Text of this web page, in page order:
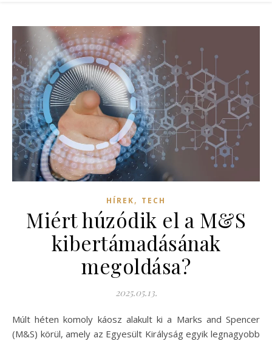
HÍREK, TECH
Miért húzódik el a M&S
kibertámadásának
megoldása?
2025.05.13.
Múlt héten komoly káosz alakult ki a Marks and Spencer
(M&S) körül, amely az Egyesült Királyság egyik legnagyobb